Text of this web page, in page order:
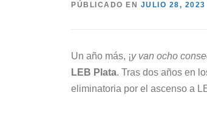
PÚBLICADO EN JULIO 28, 2023
Un año más, ¡y van ocho
LEB Plata. Tras dos años en
eliminatoria por el ascenso a